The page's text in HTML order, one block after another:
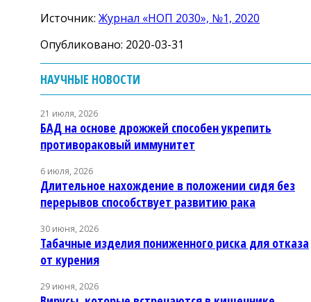
Источник: Журнал «НОП 2030», №1, 2020
Опубликовано: 2020-03-31
НАУЧНЫЕ НОВОСТИ
21 июля, 2026
БАД на основе дрожжей способен укрепить
противораковый иммунитет
6 июля, 2026
Длительное нахождение в положении сидя без
перерывов способствует развитию рака
30 июня, 2026
Табачные изделия пониженного риска для отказа
от курения
29 июня, 2026